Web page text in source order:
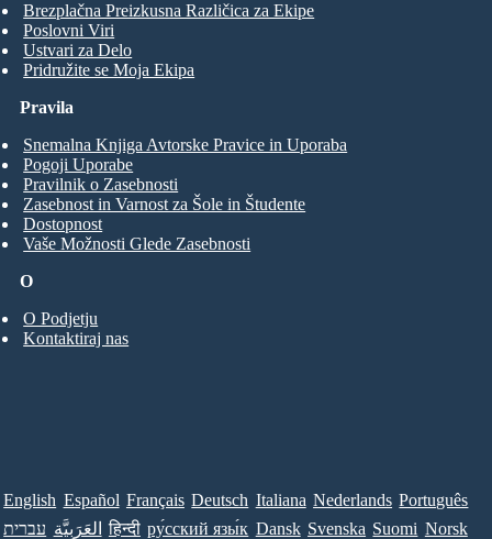
Brezplačna Preizkusna Različica za Ekipe
Poslovni Viri
Ustvari za Delo
Pridružite se Moja Ekipa
O
O Podjetju
Kontaktiraj nas
Pravila
Snemalna Knjiga Avtorske Pravice in Uporaba
Pogoji Uporabe
Pravilnik o Zasebnosti
Zasebnost in Varnost za Šole in Študente
Dostopnost
Vaše Možnosti Glede Zasebnosti
English Español Français Deutsch Italiana Nederlands Português
עברית العَرَبِيَّة हिन्दी ру́сский язы́к Dansk Svenska Suomi Norsk